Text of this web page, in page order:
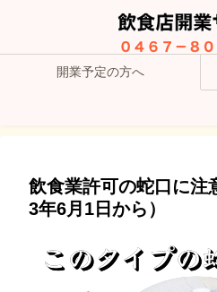
開業予定の方へ
飲食業許可の蛇口に
3年6月1日から）